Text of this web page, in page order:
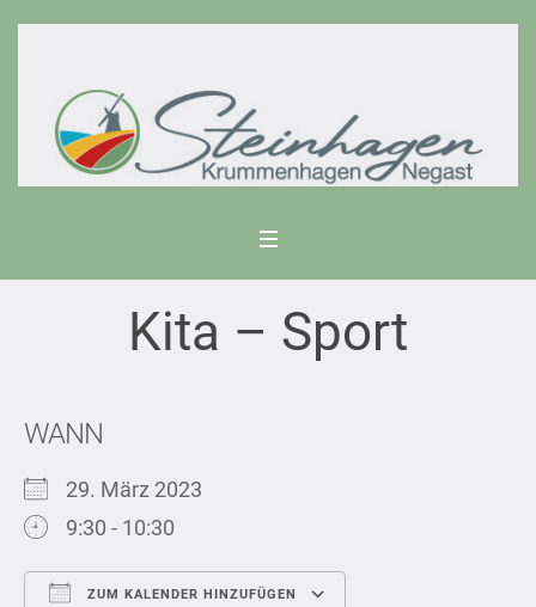
Kita – Sport
WANN
29. März 2023
9:30 - 10:30
ZUM KALENDER HINZUFÜGEN